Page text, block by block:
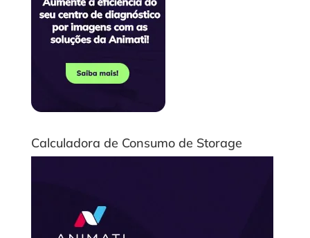
Calculadora de Consumo de Storage